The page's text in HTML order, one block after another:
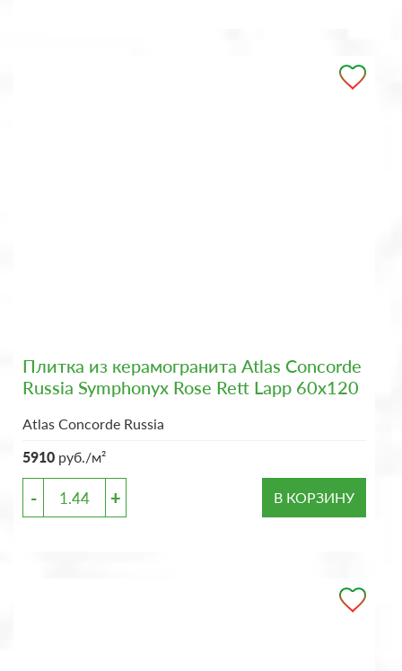
Плитка из керамогранита Atlas Concorde
Russia Symphonyx Rose Rett Lapp 60x120
Atlas Concorde Russia
5910 руб./м²
- + В КОРЗИНУ